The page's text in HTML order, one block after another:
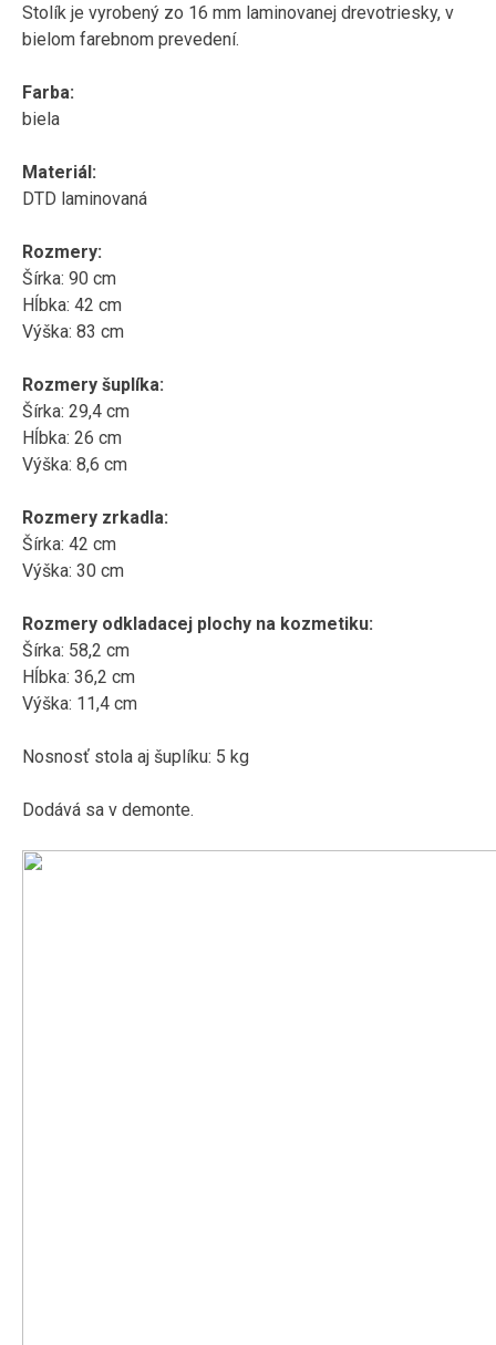
Stolík je vyrobený zo 16 mm laminovanej drevotriesky, v
bielom farebnom prevedení.
Farba:
biela
Materiál:
DTD laminovaná
Rozmery:
Šírka: 90 cm
Hĺbka: 42 cm
Výška: 83 cm
Rozmery šuplíka:
Šírka: 29,4 cm
Hĺbka: 26 cm
Výška: 8,6 cm
Rozmery zrkadla:
Šírka: 42 cm
Výška: 30 cm
Rozmery odkladacej plochy na kozmetiku:
Šírka: 58,2 cm
Hĺbka: 36,2 cm
Výška: 11,4 cm
Nosnosť stola aj šuplíku: 5 kg
Dodává sa v demonte.